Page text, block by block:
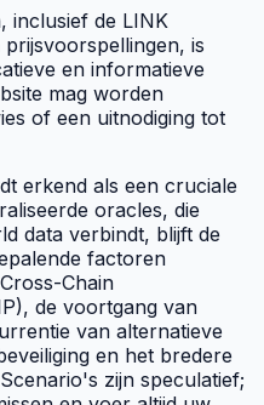
inclusief de LINK
is
en informatieve
mag worden
of een uitnodiging tot
erkend als een cruciale
oracles, die
data verbindt, blijft de
factoren
Chain
de voortgang van
van alternatieve
en het bredere
zijn speculatief;